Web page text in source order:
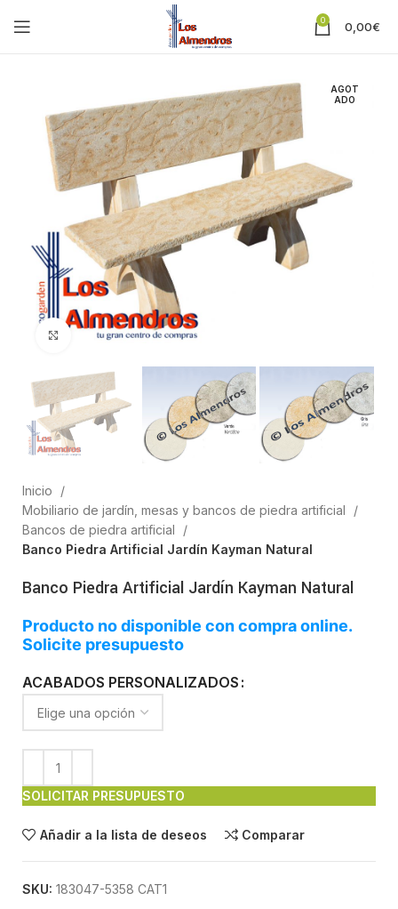
0 0,00€
AGOT
ADO
Clic para ampliar
Inicio
Mobiliario de jardín, mesas y bancos de piedra artificial
Bancos de piedra artificial
Banco Piedra Artificial Jardín Kayman Natural
Banco Piedra Artificial Jardín Kayman Natural
Producto no disponible con compra online.
Solicite presupuesto
ACABADOS PERSONALIZADOS
SOLICITAR PRESUPUESTO
Añadir a la lista de deseos Comparar
SKU: 183047-5358 CAT1